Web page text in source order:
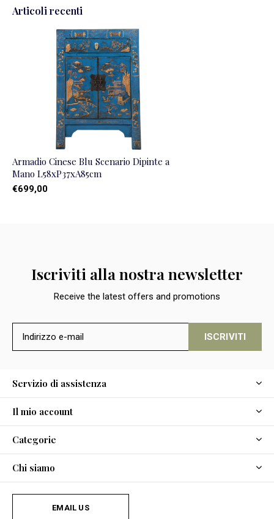
Articoli recenti
Armadio Cinese Blu Scenario Dipinte a
Mano L58xP37xA85cm
€699,00
Iscriviti alla nostra newsletter
Receive the latest offers and promotions
ISCRIVITI
Servizio di assistenza
Il mio account
Categorie
Chi siamo
EMAIL US